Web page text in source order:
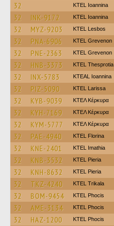
32 KTEL Ioannina
32 INK-9172 KTEL Ioannina
32 MYZ-9203 KTEL Lesbos
32 PNA-6906 ΚΤΕL Grevenon
32 PNE-2363 ΚΤΕL Grevenon
32 HNB-3373 KTEL Thesprotia
32 INX-5783 KTEAL Ioannina
32 PIZ-5090 KTEL Larissa
32 KYB-9039 ΚΤΕΛ Κέρκυρα
32 KYH-7169 ΚΤΕΛ Κέρκυρα
32 KYM-5777 ΚΤΕΛ Κέρκυρα
32 PAE-4940 KTEL Florina
32 KNE-2401 KTEL Imathia
32 KNB-3532 KTEL Pieria
32 KNH-8632 KTEL Pieria
32 TKZ-4240 ΚΤΕL Τrikala
32 BOM-9454 ΚΤΕL Phocis
32 AME-3134 ΚΤΕL Phocis
32 HAZ-1200 ΚΤΕL Phocis